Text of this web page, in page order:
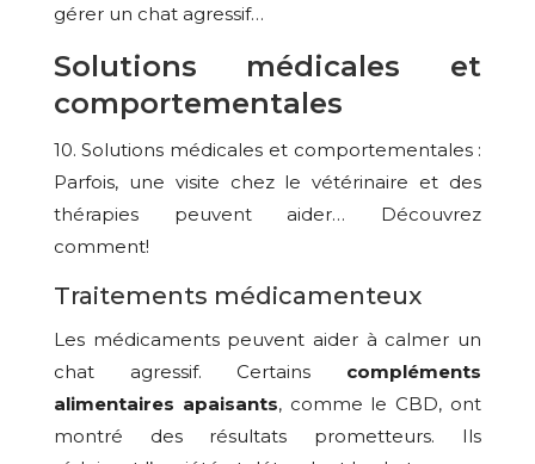
gérer un chat agressif…
Solutions médicales et
comportementales
10. Solutions médicales et comportementales :
Parfois, une visite chez le vétérinaire et des
thérapies peuvent aider… Découvrez
comment!
Traitements médicamenteux
Les médicaments peuvent aider à calmer un
chat agressif. Certains compléments
alimentaires apaisants, comme le CBD, ont
montré des résultats prometteurs. Ils